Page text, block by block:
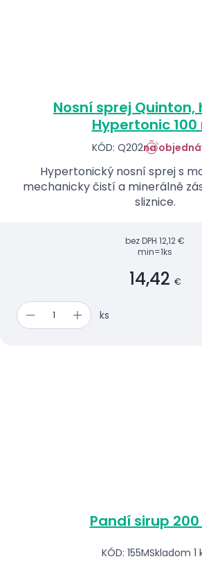
Nosní sprej Quinton,
Hypertonic 100
KÓD: Q202na
Hypertonický nosní sprej s
mechanicky čistí a minerálně
sliznice.
bez DPH 12,12 €
min=1ks
14,42 €
ks
Pandí sirup
KÓD: 155MSkladom 1